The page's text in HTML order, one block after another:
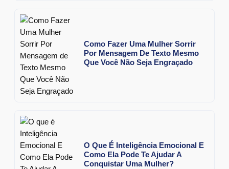
Como Fazer Uma Mulher Sorrir
Por Mensagem De Texto Mesmo
Que Você Não Seja Engraçado
O Que É Inteligência Emocional E
Como Ela Pode Te Ajudar A
Conquistar Uma Mulher?